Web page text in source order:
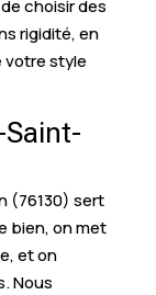
choisir des
rigidité, en
style
(76130) sert
bien, on met
et on
Nous